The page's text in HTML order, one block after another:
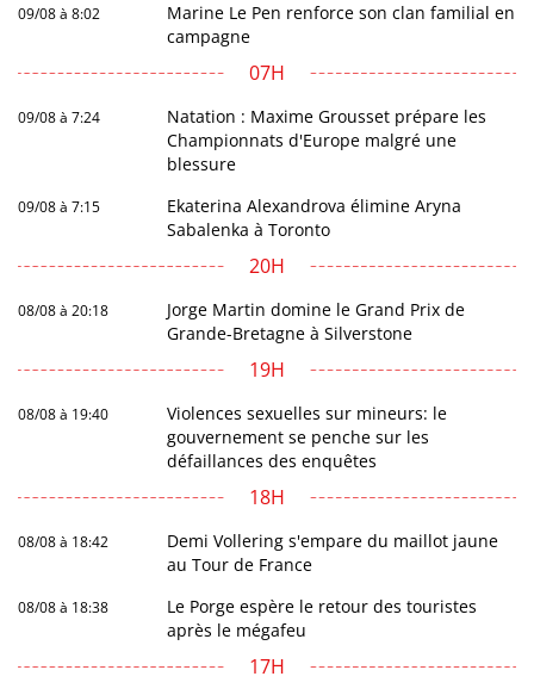
09/08 à 8:02
Marine Le Pen renforce son clan familial en
campagne
07H
09/08 à 7:24
Natation : Maxime Grousset prépare les
Championnats d'Europe malgré une
blessure
09/08 à 7:15
Ekaterina Alexandrova élimine Aryna
Sabalenka à Toronto
20H
08/08 à 20:18
Jorge Martin domine le Grand Prix de
Grande-Bretagne à Silverstone
19H
08/08 à 19:40
Violences sexuelles sur mineurs: le
gouvernement se penche sur les
défaillances des enquêtes
18H
08/08 à 18:42
Demi Vollering s'empare du maillot jaune
au Tour de France
08/08 à 18:38
Le Porge espère le retour des touristes
après le mégafeu
17H